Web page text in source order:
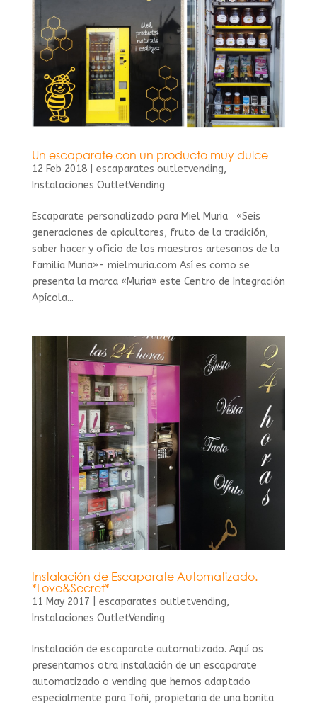
Un escaparate con un producto muy dulce
12 Feb 2018| escaparates outletvending,
Instalaciones OutletVending
Escaparate personalizado para Miel Muria «Seis
generaciones de apicultores, fruto de la tradición,
saber hacer y oficio de los maestros artesanos de la
familia Muria»- mielmuria.com Así es como se
presenta la marca «Muria» este Centro de Integración
Apícola...
Instalación de Escaparate Automatizado.
*Love&Secret*
11 May 2017 escaparates outletvending,
Instalaciones OutletVending
Instalación de escaparate automatizado. Aquí os
presentamos otra instalación de un escaparate
automatizado o vending que hemos adaptado
especialmente para Toñi, propietaria de una bonita